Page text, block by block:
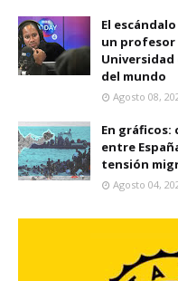
El
un profesor
Universidad
del mundo
Agosto 08,
En gráficos:
entre
tensión
Agosto 04,